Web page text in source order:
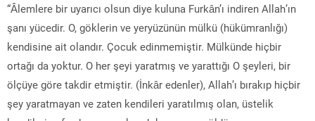
“Âlemlere bir uyarıcı olsun diye kuluna Furkân’ı indiren Allah’ın
şanı yücedir. O, göklerin ve yeryüzünün mülkü (hükümranlığı)
kendisine ait olandır. Çocuk edinmemiştir. Mülkünde hiçbir
ortağı da yoktur. O her şeyi yaratmış ve yarattığı O şeyleri, bir
ölçüye göre takdir etmiştir. (İnkâr edenler), Allah’ı bırakıp hiçbir
şey yaratmayan ve zaten kendileri yaratılmış olan, üstelik